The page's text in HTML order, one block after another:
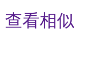
查看相似